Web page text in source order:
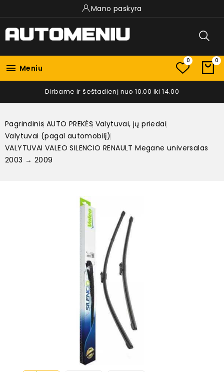
Mano paskyra
 Meniu
0 0
Dirbame ir šeštadienį nuo 10.00 iki 14.00
Pagrindinis AUTO PREKĖS Valytuvai, jų priedai
Valytuvai (pagal automobilį)
VALYTUVAI VALEO SILENCIO RENAULT Megane universalas
2003 → 2009